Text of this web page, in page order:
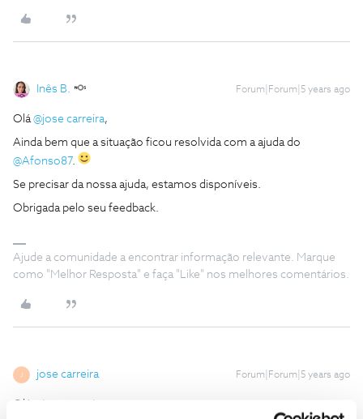
Inês B. Forum|Forum|5 years ago
Olá@jose carreira,
Ainda bem que a situação ficou resolvida com a ajuda do
@Afonso87.
Se precisar da nossa ajuda, estamos disponíveis.
Obrigada pelo seu feedback.
Ajude a comunidade a encontrar informação relevante. Marque
como "Melhor Resposta" e faça "Like" nos melhores comentários.
jose carreira Forum|Forum|5 years ago